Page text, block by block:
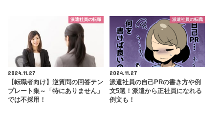
派遣社員の転職
2024.11.27
【転職者向け】逆質問の回答テン
プレート集～「特にありません」
では不採用！
派遣社員の転職
2024.11.27
派遣社員の自己PRの書き方や例
文5選！派遣から正社員になれる
例文も！